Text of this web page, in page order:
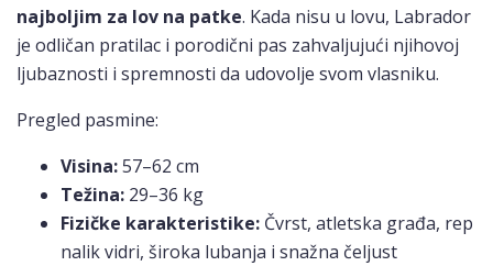
najboljim za lov na patke. Kada nisu u lovu, Labrador
je odličan pratilac i porodični pas zahvaljujući njihovoj
ljubaznosti i spremnosti da udovolje svom vlasniku.
Pregled pasmine:
Visina:57–62 cm
Težina: 29–36 kg
Fizičke karakteristike: Čvrst, atletska građa, rep
nalik vidri, široka lubanja i snažna čeljust